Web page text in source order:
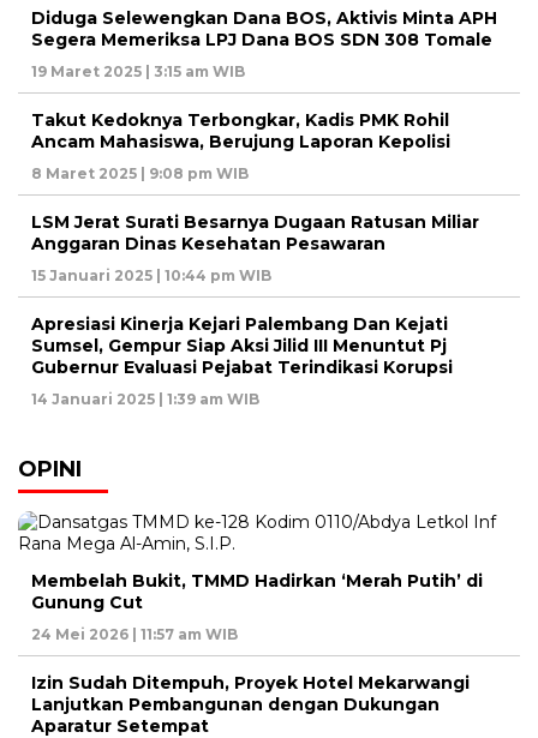
Diduga Selewengkan Dana BOS, Aktivis Minta APH
Segera Memeriksa LPJ Dana BOS SDN 308 Tomale
19 Maret 2025 | 3:15 am WIB
Takut Kedoknya Terbongkar, Kadis PMK Rohil
Ancam Mahasiswa, Berujung Laporan Kepolisi
8 Maret 2025 | 9:08 pm WIB
LSM Jerat Surati Besarnya Dugaan Ratusan Miliar
Anggaran Dinas Kesehatan Pesawaran
15 Januari 2025 | 10:44 pm WIB
Apresiasi Kinerja Kejari Palembang Dan Kejati
Sumsel, Gempur Siap Aksi Jilid III Menuntut Pj
Gubernur Evaluasi Pejabat Terindikasi Korupsi
14 Januari 2025 | 1:39 am WIB
OPINI
Membelah Bukit, TMMD Hadirkan ‘Merah Putih’ di
Gunung Cut
24 Mei 2026 | 11:57 am WIB
Izin Sudah Ditempuh, Proyek Hotel Mekarwangi
Lanjutkan Pembangunan dengan Dukungan
Aparatur Setempat